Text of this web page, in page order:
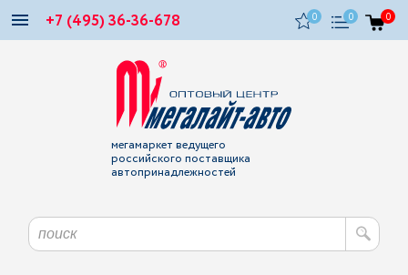
+7 (495) 36-36-678 0 0 0
мегамаркет ведущего
российского поставщика
автопринадлежностей